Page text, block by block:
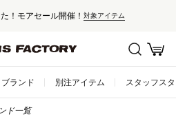
！モアセール開催！ 対象アイテム
ブランド 別注アイテム スタッフス
ド一覧